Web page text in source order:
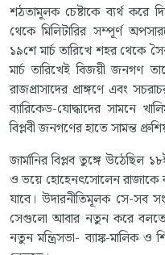
শঠতামূলক চেষ্টাকে ব্যর্থ করে
থেকে মিলিটারির সম্পূর্ণ
১৯শে মার্চ তারিখে শহর থেকে
মার্চ তারিখেই বিজয়ী জনগণ
রাজপ্রাসাদের প্রাঙ্গণে এবং
ব্যারিকেড-যোদ্ধাদের সামনে
বিপ্লবী জনগণের হাতে সামন্ত
জার্মানির বিপ্লব তুঙ্গে উঠেছিল
ও ভয়ে হোহেনৎসোলেন রাজাকে
যাবে। উদারনীতিমূলক সে-সব
সেগুলো আবার নতুন করে বলতে
নতুন মন্ত্রিসভা- ব্যাঙ্ক-মালিক